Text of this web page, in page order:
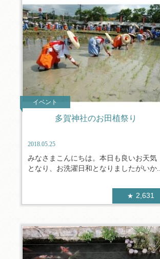
イベント
多賀神社のお田植祭り
2018.05.25
みなさまこんにちは。本日も良いお天気
となり、お洗濯日和となりましたがいか...
2,631